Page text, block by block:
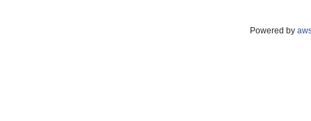
Powered by